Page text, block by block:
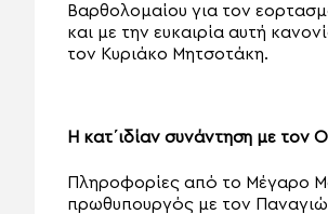
Βαρθολομαίου για τον
και με την ευκαιρία αυτή
τον Κυριάκο Μητσοτάκη.
Η κατ΄ιδίαν συνάντηση με τον
Πληροφορίες από το Μέγαρο
πρωθυπουργός με τον